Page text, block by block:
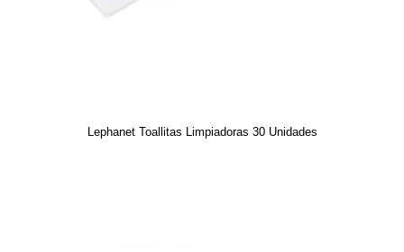
Lephanet Toallitas Limpiadoras 30 Unidades